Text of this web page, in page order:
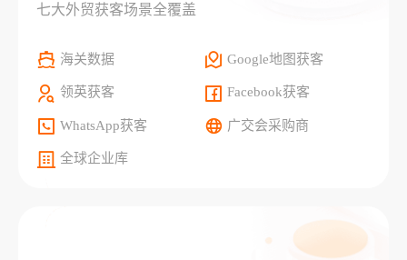
七大外贸获客场景全覆盖
海关数据 Google地图获客
领英获客 Facebook获客
WhatsApp获客 广交会采购商
全球企业库